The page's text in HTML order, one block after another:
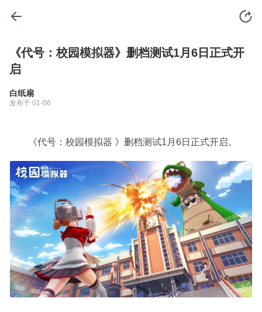
《代号：校园模拟器》删档测试1月6日正式开
启
白纸扇
发布于 01-06
《代号：校园模拟器 》删档测试1月6日正式开启。